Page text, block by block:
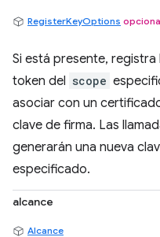
RegisterKeyOptions
Si está presente,
token del scope
asociar con un
clave de firma. Las
generarán una nueva
especificado.
alcance
Alcance